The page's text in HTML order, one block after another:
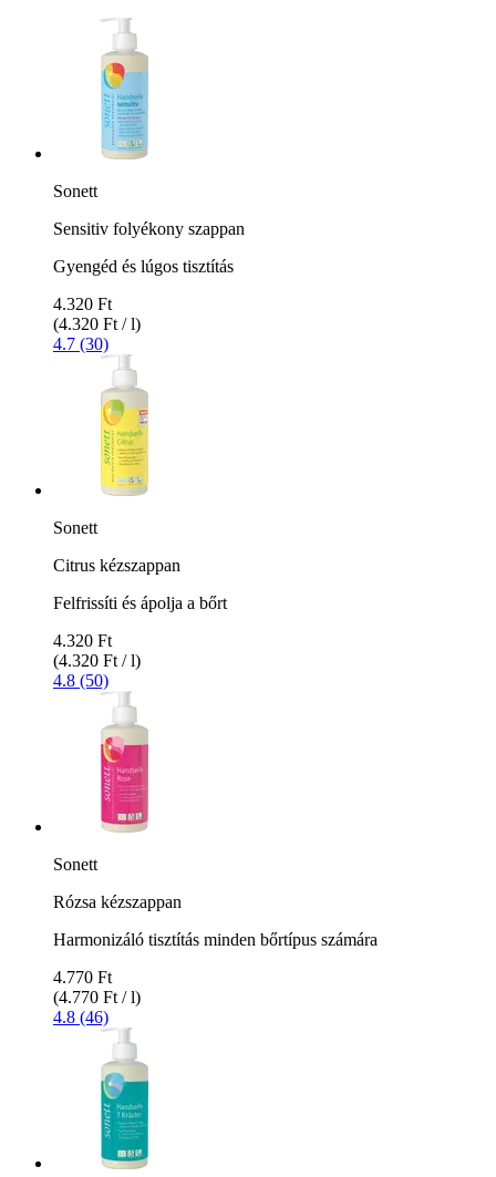
Sonett
Sensitiv folyékony szappan
Gyengéd és lúgos tisztítás
4.320 Ft
(4.320 Ft / l)
4.7 (30)
Sonett
Citrus kézszappan
Felfrissíti és ápolja a bőrt
4.320 Ft
(4.320 Ft / l)
4.8 (50)
Sonett
Rózsa kézszappan
Harmonizáló tisztítás minden bőrtípus számára
4.770 Ft
(4.770 Ft / l)
4.8 (46)